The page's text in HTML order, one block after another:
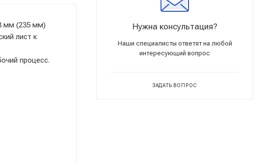
мм (235 мм)
лист к
процесс.
Нужна консультация?
Наши специалисты ответят на любой
интересующий вопрос
ЗАДАТЬ ВОПРОС